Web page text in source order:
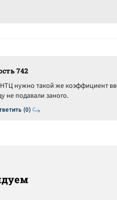
742
(0)
нужно такой же коэффициент
не подавали заного.